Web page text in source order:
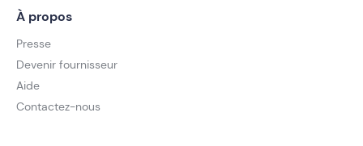
À propos
Presse
Devenir fournisseur
Aide
Contactez-nous